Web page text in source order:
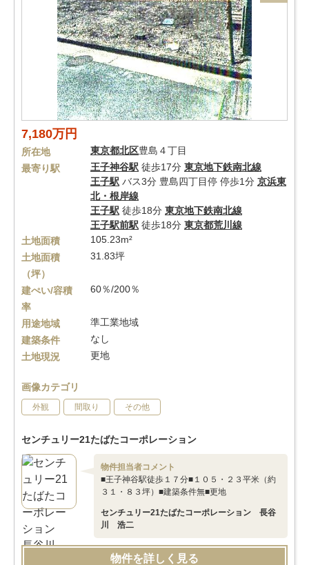
7,180万円
所在地 東京都北区豊島４丁目
最寄り駅
王子神谷駅 徒歩17分 東京地下鉄南北線
王子駅 バス3分 豊島四丁目停 停歩1分 京浜東
北・根岸線
王子駅 徒歩18分 東京地下鉄南北線
王子駅前駅 徒歩18分 東京都荒川線
土地面積
105.23m²
土地面積
（坪）
31.83坪
建ぺい/容積
率
60％/200％
用途地域
準工業地域
建築条件
なし
土地現況
更地
画像カテゴリ
外観 間取り その他
センチュリー21たばたコーポレーション
物件担当者コメント
■王子神谷駅徒歩１７分■１０５・２３平米（約
３１・８３坪）■建築条件無■更地
センチュリー21たばたコーポレーション 長谷
川 浩二
物件を詳しく見る